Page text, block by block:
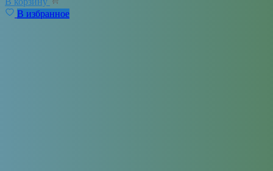
В избранное